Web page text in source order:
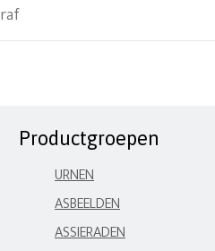
Productgroepen
URNEN
ASBEELDEN
ASSIERADEN